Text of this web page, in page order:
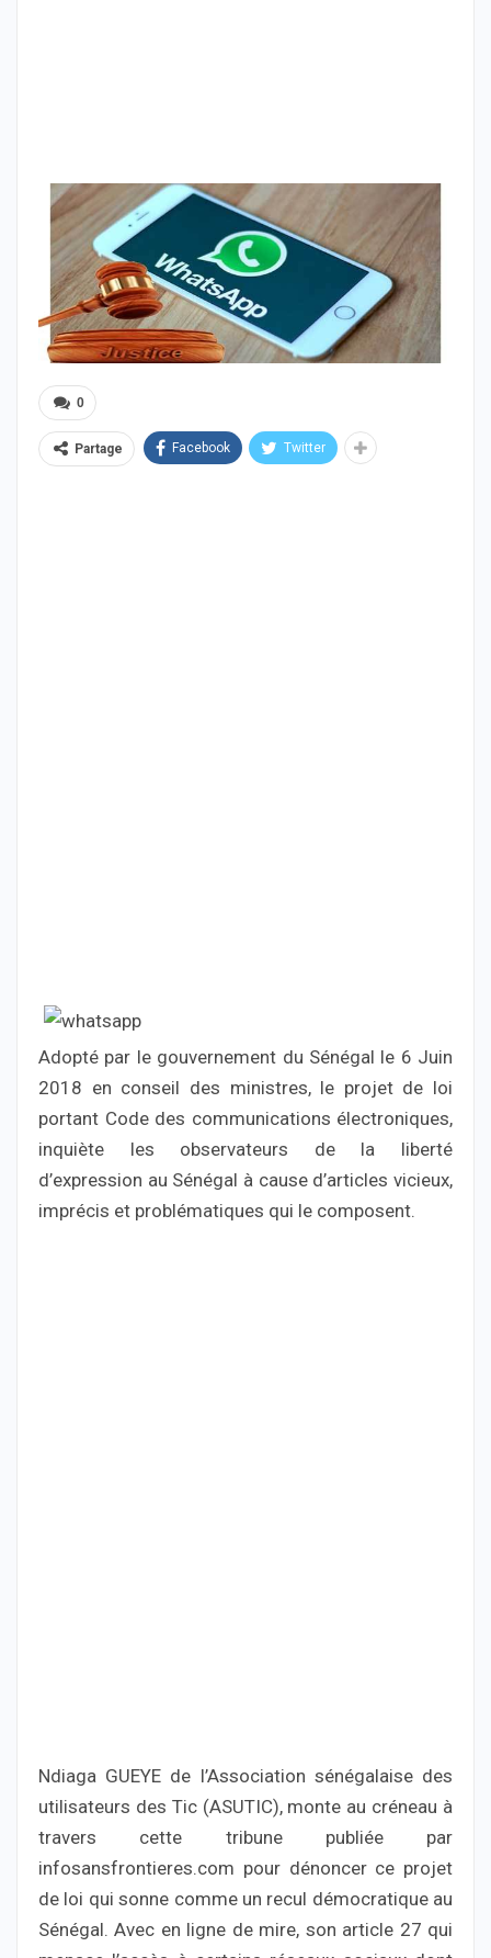
0
Partage Facebook Twitter
Adopté par le gouvernement du Sénégal le 6 Juin
2018 en conseil des ministres, le projet de loi
portant Code des communications électroniques,
inquiète les observateurs de la liberté
d’expression au Sénégal à cause d’articles vicieux,
imprécis et problématiques qui le composent.
Ndiaga GUEYE de l’Association sénégalaise des
utilisateurs des Tic (ASUTIC), monte au créneau à
travers cette tribune publiée par
infosansfrontieres.com pour dénoncer ce projet
de loi qui sonne comme un recul démocratique au
Sénégal. Avec en ligne de mire, son article 27 qui